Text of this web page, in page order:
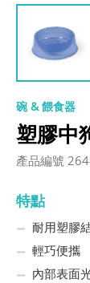
碗 & 餵食器
塑膠中
產品編號
特點
耐用塑膠
輕巧便攜
內部表面